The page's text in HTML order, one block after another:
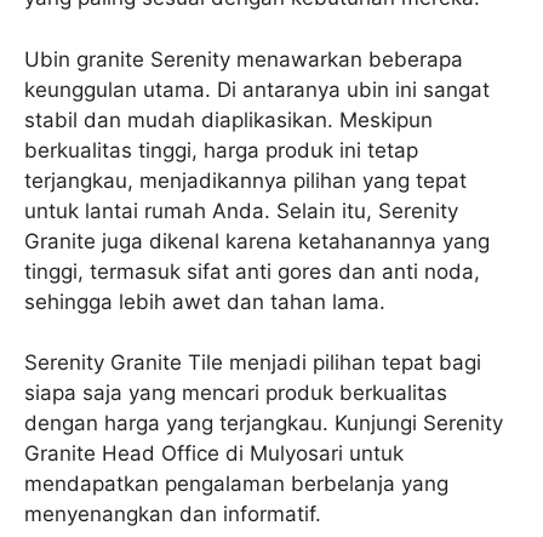
Ubin granite Serenity menawarkan beberapa
keunggulan utama. Di antaranya ubin ini sangat
stabil dan mudah diaplikasikan. Meskipun
berkualitas tinggi, harga produk ini tetap
terjangkau, menjadikannya pilihan yang tepat
untuk lantai rumah Anda. Selain itu, Serenity
Granite juga dikenal karena ketahanannya yang
tinggi, termasuk sifat anti gores dan anti noda,
sehingga lebih awet dan tahan lama.
Serenity Granite Tile menjadi pilihan tepat bagi
siapa saja yang mencari produk berkualitas
dengan harga yang terjangkau. Kunjungi Serenity
Granite Head Office di Mulyosari untuk
mendapatkan pengalaman berbelanja yang
menyenangkan dan informatif.